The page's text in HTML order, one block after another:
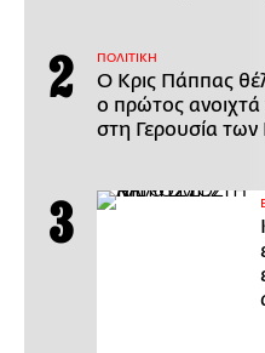
ΠΟΛΙΤΙΚΗ
Ο Κρις Πάππας
ο πρώτος ανοιχτά
στη Γερουσία